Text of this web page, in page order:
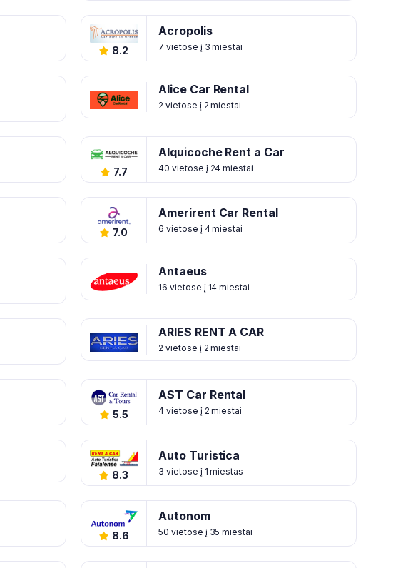
8.2
Acropolis
7 vietose į 3 miestai
Alice Car Rental
2 vietose į 2 miestai
7.7
Alquicoche Rent a Car
40 vietose į 24 miestai
7.0
Amerirent Car Rental
6 vietose į 4 miestai
Antaeus
16 vietose į 14 miestai
ARIES RENT A CAR
2 vietose į 2 miestai
5.5
AST Car Rental
4 vietose į 2 miestai
8.3
Auto Turistica
3 vietose į 1 miestas
8.6
Autonom
50 vietose į 35 miestai